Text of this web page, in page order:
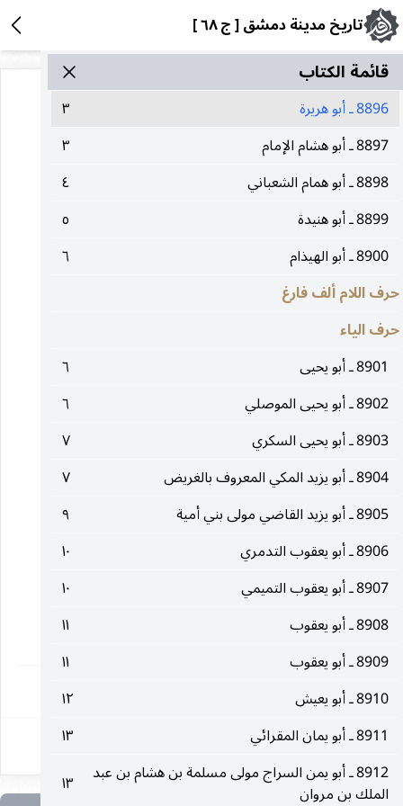
تاريخ مدينة دمشق [ ج ٦٨ ]
قائمة الکتاب
8896 ـ أبو هريرة
٣
8897 ـ أبو هشام الإمام
٣
8898 ـ أبو همام الشعباني
٤
8899 ـ أبو هنيدة
٥
8900 ـ أبو الهيذام
٦
حرف اللام ألف فارغ
حرف الياء
8901 ـ أبو يحيى
٦
8902 ـ أبو يحيى الموصلي
٦
8903 ـ أبو يحيى السكري
٧
8904 ـ أبو يزيد المكي المعروف بالغريض
٧
8905 ـ أبو يزيد القاضي مولى بني أمية
٩
8906 ـ أبو يعقوب التدمري
١٠
8907 ـ أبو يعقوب التميمي
١٠
8908 ـ أبو يعقوب
١١
8909 ـ أبو يعقوب
١١
8910 ـ أبو يعيش
١٢
8911 ـ أبو يمان المقرائي
١٣
8912 ـ أبو يمن السراج مولى مسلمة بن هشام بن عبد
الملك بن مروان ١٣